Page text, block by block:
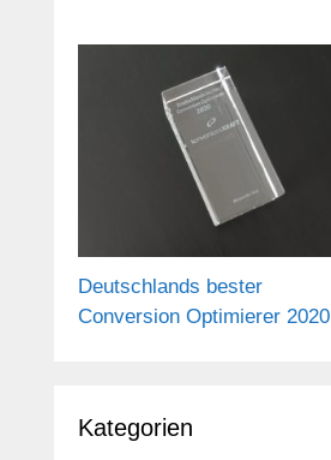
Deutschlands bester
Conversion Optimierer 2020
Kategorien